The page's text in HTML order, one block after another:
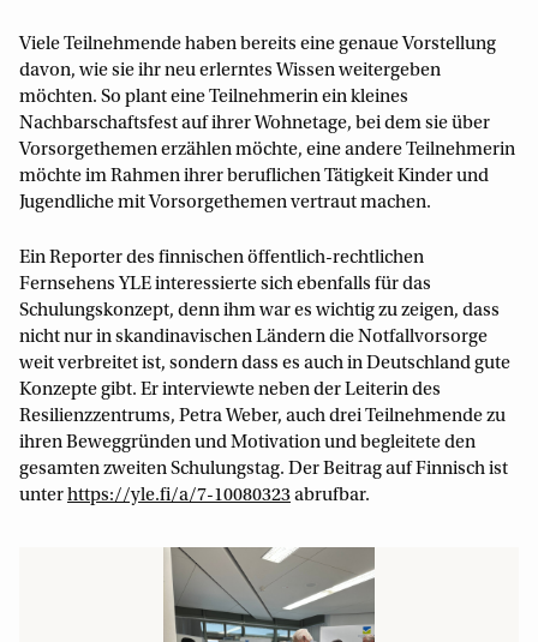
Viele Teilnehmende haben bereits eine genaue Vorstellung
davon, wie sie ihr neu erlerntes Wissen weitergeben
möchten. So plant eine Teilnehmerin ein kleines
Nachbarschaftsfest auf ihrer Wohnetage, bei dem sie über
Vorsorgethemen erzählen möchte, eine andere Teilnehmerin
möchte im Rahmen ihrer beruflichen Tätigkeit Kinder und
Jugendliche mit Vorsorgethemen vertraut machen.
Ein Reporter des finnischen öffentlich-rechtlichen
Fernsehens YLE interessierte sich ebenfalls für das
Schulungskonzept, denn ihm war es wichtig zu zeigen, dass
nicht nur in skandinavischen Ländern die Notfallvorsorge
weit verbreitet ist, sondern dass es auch in Deutschland gute
Konzepte gibt. Er interviewte neben der Leiterin des
Resilienzzentrums, Petra Weber, auch drei Teilnehmende zu
ihren Beweggründen und Motivation und begleitete den
gesamten zweiten Schulungstag. Der Beitrag auf Finnisch ist
unterhttps://yle.fi/a/7-10080323abrufbar.